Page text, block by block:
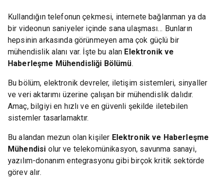
Kullandığın telefonun çekmesi, internete bağlanman ya da
bir videonun saniyeler içinde sana ulaşması… Bunların
hepsinin arkasında görünmeyen ama çok güçlü bir
mühendislik alanı var. İşte bu alan Elektronik ve
Haberleşme Mühendisliği Bölümü.
Bu bölüm, elektronik devreler, iletişim sistemleri, sinyaller
ve veri aktarımı üzerine çalışan bir mühendislik dalıdır.
Amaç, bilgiyi en hızlı ve en güvenli şekilde iletebilen
sistemler tasarlamaktır.
Bu alandan mezun olan kişiler Elektronik ve Haberleşme
Mühendisi olur ve telekomünikasyon, savunma sanayi,
yazılım-donanım entegrasyonu gibi birçok kritik sektörde
görev alır.